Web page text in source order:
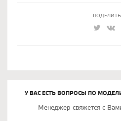
У ВАС ЕСТЬ ВОПРОСЫ ПО
Менеджер свяжется с